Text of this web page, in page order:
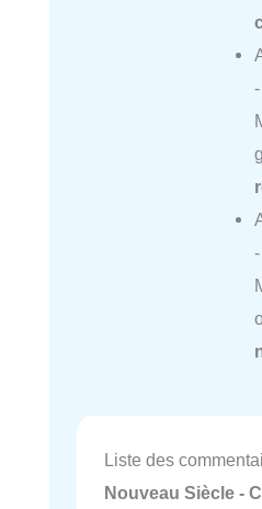
Liste des
Nouveau Siècle -